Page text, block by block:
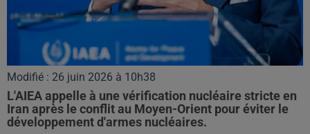
Modifié : 26 juin 2026 à 10h38
L'AIEA appelle à une vérification nucléaire stricte en
Iran après le conflit au Moyen-Orient pour éviter le
développement d'armes nucléaires.